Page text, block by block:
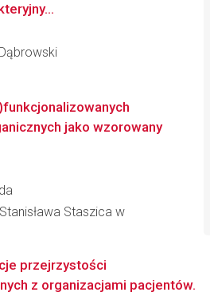
jako wzorowany
Staszica w
przejrzystości
z organizacjami pacjentów.